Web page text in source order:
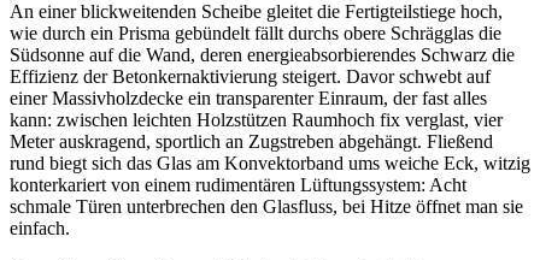
An einer blickweitenden Scheibe gleitet die Fertigteilstiege hoch,
wie durch ein Prisma gebündelt fällt durchs obere Schrägglas die
Südsonne auf die Wand, deren energieabsorbierendes Schwarz die
Effizienz der Betonkernaktivierung steigert. Davor schwebt auf
einer Massivholzdecke ein transparenter Einraum, der fast alles
kann: zwischen leichten Holzstützen Raumhoch fix verglast, vier
Meter auskragend, sportlich an Zugstreben abgehängt. Fließend
rund biegt sich das Glas am Konvektorband ums weiche Eck, witzig
konterkariert von einem rudimentären Lüftungssystem: Acht
schmale Türen unterbrechen den Glasfluss, bei Hitze öffnet man sie
einfach.